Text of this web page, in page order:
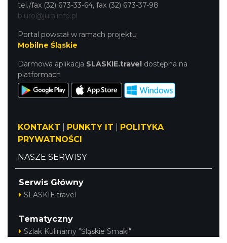
tel./fax (32) 673-33-64, fax (32) 673-37-98
biuro@jura.info.pl
Portal powstał w ramach projektu
Mobilne Śląskie
Darmowa aplikacja SLASKIE.travel dostępna na
platformach
KONTAKT PUNKTY IT
POLITYKA
PRYWATNOŚCI
NASZE SERWISY
Serwis Główny
SLASKIE.travel
Tematyczny
Szlak Kulinarny "Śląskie Smaki"